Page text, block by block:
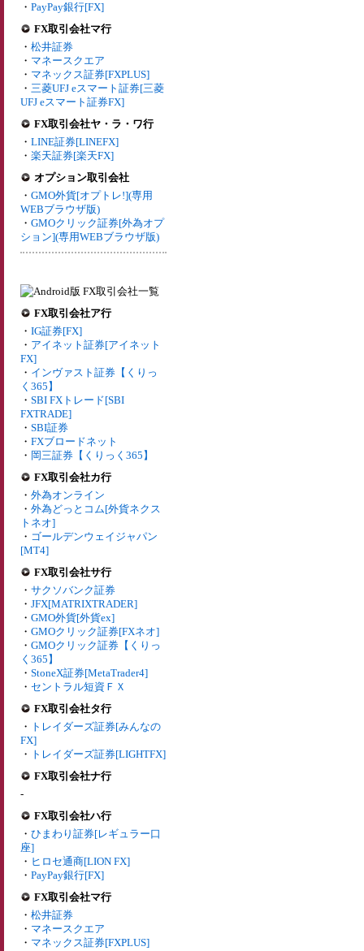
・ PayPay銀行[FX]
FX取引会社マ行
・ 松井証券
・ マネースクエア
・ マネックス証券[FXPLUS]
・ 三菱UFJ eスマート証券[三菱
UFJ eスマート証券FX]
FX取引会社ヤ・ラ・ワ行
・ LINE証券[LINEFX]
・ 楽天証券[楽天FX]
オプション取引会社
・ GMO外貨[オプトレ!](専用
WEBブラウザ版)
・ GMOクリック証券[外為オプ
ション](専用WEBブラウザ版)
FX取引会社ア行
・ IG証券[FX]
・ アイネット証券[アイネット
FX]
・ インヴァスト証券【くりっ
く365】
・ SBI FXトレード[SBI
FXTRADE]
・ SBI証券
・ FXブロードネット
・ 岡三証券【くりっく365】
FX取引会社カ行
・ 外為オンライン
・ 外為どっとコム[外貨ネクス
トネオ]
・ ゴールデンウェイジャパン
[MT4]
FX取引会社サ行
・ サクソバンク証券
・ JFX[MATRIXTRADER]
・ GMO外貨[外貨ex]
・ GMOクリック証券[FXネオ]
・ GMOクリック証券【くりっ
く365】
・ StoneX証券[MetaTrader4]
・ セントラル短資ＦＸ
FX取引会社タ行
・ トレイダーズ証券[みんなの
FX]
・ トレイダーズ証券[LIGHTFX]
FX取引会社ナ行
-
FX取引会社ハ行
・ ひまわり証券[レギュラー口
座]
・ ヒロセ通商[LION FX]
・ PayPay銀行[FX]
FX取引会社マ行
・ 松井証券
・ マネースクエア
・ マネックス証券[FXPLUS]